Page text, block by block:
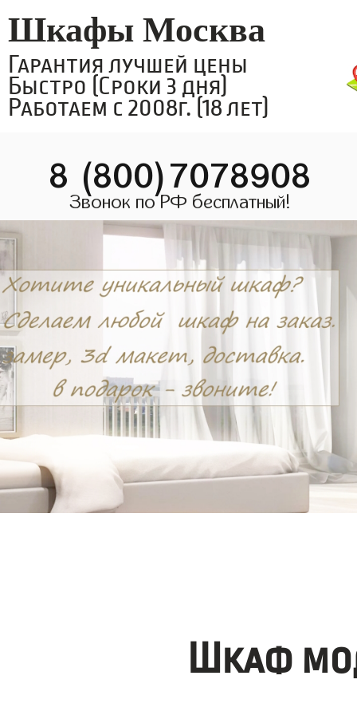
Шкафы Москва
Гарантия лучшей цены
Быстро (Сроки 3 дня)
Работаем с 2008г. (18 лет)
8 (800)7078908
Звонок по РФ бесплатный!
Шкаф